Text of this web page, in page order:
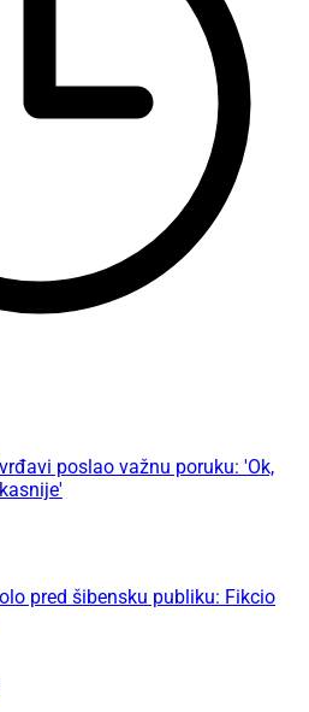
poslao važnu poruku: 'Ok,
pred šibensku publiku: Fikcio